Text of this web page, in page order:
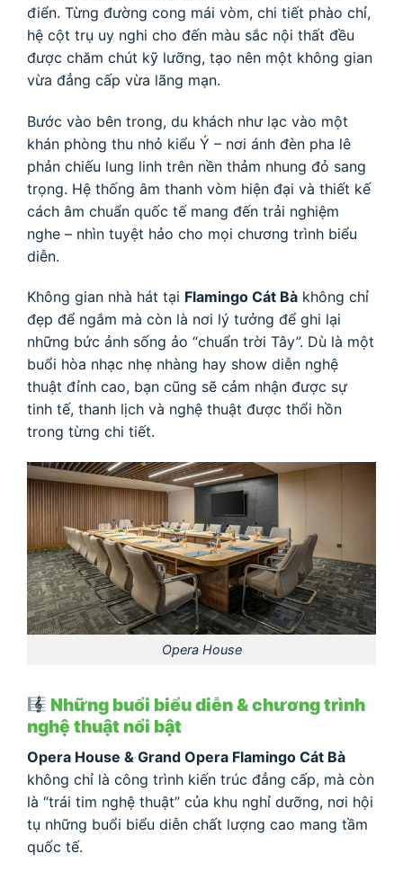
điển. Từng đường cong mái vòm, chi tiết phào chỉ,
hệ cột trụ uy nghi cho đến màu sắc nội thất đều
được chăm chút kỹ lưỡng, tạo nên một không gian
vừa đẳng cấp vừa lãng mạn.
Bước vào bên trong, du khách như lạc vào một
khán phòng thu nhỏ kiểu Ý – nơi ánh đèn pha lê
phản chiếu lung linh trên nền thảm nhung đỏ sang
trọng. Hệ thống âm thanh vòm hiện đại và thiết kế
cách âm chuẩn quốc tế mang đến trải nghiệm
nghe – nhìn tuyệt hảo cho mọi chương trình biểu
diễn.
Không gian nhà hát tại Flamingo Cát Bà không chỉ
đẹp để ngắm mà còn là nơi lý tưởng để ghi lại
những bức ảnh sống ảo “chuẩn trời Tây”. Dù là một
buổi hòa nhạc nhẹ nhàng hay show diễn nghệ
thuật đỉnh cao, bạn cũng sẽ cảm nhận được sự
tinh tế, thanh lịch và nghệ thuật được thổi hồn
trong từng chi tiết.
Opera House
Những buổi biểu diễn & chương trình
nghệ thuật nổi bật
Opera House & Grand Opera Flamingo Cát Bà
không chỉ là công trình kiến trúc đẳng cấp, mà còn
là “trái tim nghệ thuật” của khu nghỉ dưỡng, nơi hội
tụ những buổi biểu diễn chất lượng cao mang tầm
quốc tế.